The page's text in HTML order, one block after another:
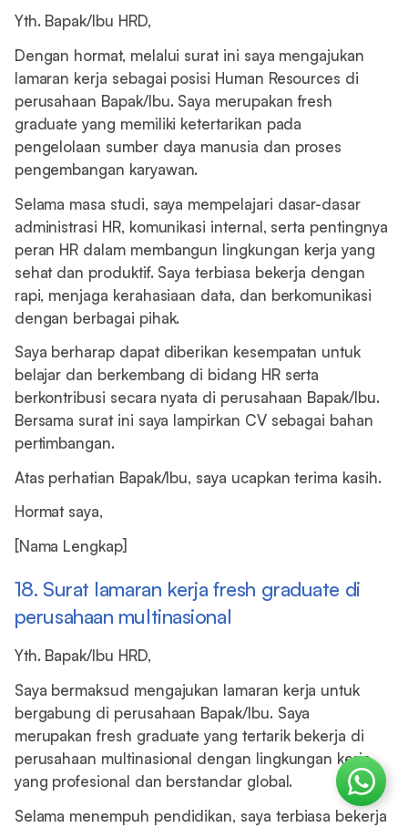
Yth. Bapak/Ibu HRD,
Dengan hormat, melalui surat ini saya mengajukan
lamaran kerja sebagai posisi Human Resources di
perusahaan Bapak/Ibu. Saya merupakan fresh
graduate yang memiliki ketertarikan pada
pengelolaan sumber daya manusia dan proses
pengembangan karyawan.
Selama masa studi, saya mempelajari dasar-dasar
administrasi HR, komunikasi internal, serta pentingnya
peran HR dalam membangun lingkungan kerja yang
sehat dan produktif. Saya terbiasa bekerja dengan
rapi, menjaga kerahasiaan data, dan berkomunikasi
dengan berbagai pihak.
Saya berharap dapat diberikan kesempatan untuk
belajar dan berkembang di bidang HR serta
berkontribusi secara nyata di perusahaan Bapak/Ibu.
Bersama surat ini saya lampirkan CV sebagai bahan
pertimbangan.
Atas perhatian Bapak/Ibu, saya ucapkan terima kasih.
Hormat saya,
[Nama Lengkap]
18. Surat lamaran kerja fresh graduate di
perusahaan multinasional
Yth. Bapak/Ibu HRD,
Saya bermaksud mengajukan lamaran kerja untuk
bergabung di perusahaan Bapak/Ibu. Saya
merupakan fresh graduate yang tertarik bekerja di
perusahaan multinasional dengan lingkungan kerja
yang profesional dan berstandar global.
Selama menempuh pendidikan, saya terbiasa bekerja